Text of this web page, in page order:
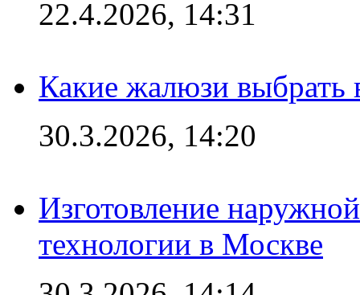
22.4.2026, 14:31
Какие жалюзи выбрать
30.3.2026, 14:20
Изготовление
технологии в Москве